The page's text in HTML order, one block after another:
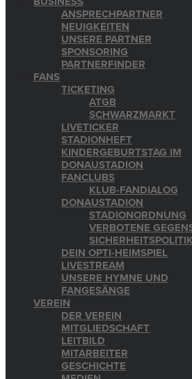
ANSPRECHPARTNER
NEUIGKEITEN
UNSERE PARTNER
SPONSORING
PARTNERFINDER
FANS
TICKETING
ATGB
SCHWARZMARKT
LIVETICKER
STADIONHEFT
KINDERGEBURTSTAG IM
DONAUSTADION
FANCLUBS
KLUB-FANDIALOG
DONAUSTADION
STADIONORDNUNG
VERBOTENE
SICHERHEITSPOLITIK
DEIN OPTI-HEIMSPIEL
LIVESTREAM
UNSERE HYMNE UND
FANGESÄNGE
VEREIN
DER VEREIN
MITGLIEDSCHAFT
LEITBILD
MITARBEITER
GESCHICHTE